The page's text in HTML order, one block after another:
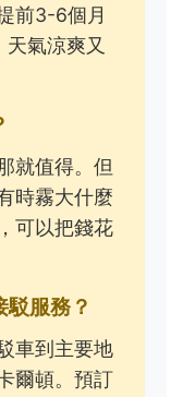
前3-6個月
氣涼爽又
就值得。但
時霧大什麼
可以把錢花
服務？
車到主要地
爾頓。預訂